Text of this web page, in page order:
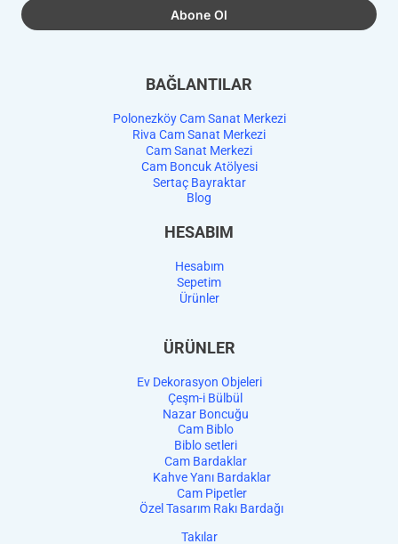
BAĞLANTILAR
Polonezköy Cam Sanat Merkezi
Riva Cam Sanat Merkezi
Cam Sanat Merkezi
Cam Boncuk Atölyesi
Sertaç Bayraktar
Blog
HESABIM
Hesabım
Sepetim
Ürünler
ÜRÜNLER
Ev Dekorasyon Objeleri
Çeşm-i Bülbül
Nazar Boncuğu
Cam Biblo
Biblo setleri
Cam Bardaklar
Kahve Yanı Bardaklar
Cam Pipetler
Özel Tasarım Rakı Bardağı
Takılar